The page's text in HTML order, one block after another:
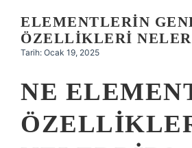
Hakkımızda
ELEMENTLERIN
ÖZELLIKLERI
Tarih: Ocak 19, 2025
NE